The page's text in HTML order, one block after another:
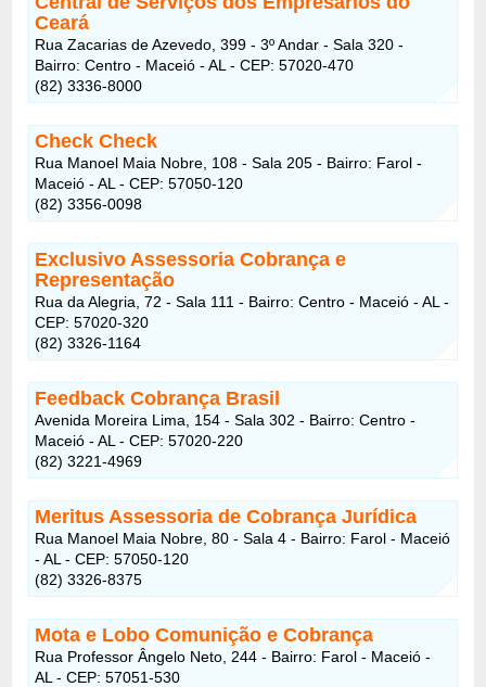
Ceará
Rua Zacarias de Azevedo, 399 - 3º Andar - Sala 320 -
Bairro: Centro - Maceió - AL - CEP: 57020-470
(82) 3336-8000
Check Check
Rua Manoel Maia Nobre, 108 - Sala 205 - Bairro: Farol -
Maceió - AL - CEP: 57050-120
(82) 3356-0098
Exclusivo Assessoria Cobrança e
Representação
Rua da Alegria, 72 - Sala 111 - Bairro: Centro - Maceió - AL -
CEP: 57020-320
(82) 3326-1164
Feedback Cobrança Brasil
Avenida Moreira Lima, 154 - Sala 302 - Bairro: Centro -
Maceió - AL - CEP: 57020-220
(82) 3221-4969
Meritus Assessoria de Cobrança Jurídica
Rua Manoel Maia Nobre, 80 - Sala 4 - Bairro: Farol - Maceió
- AL - CEP: 57050-120
(82) 3326-8375
Mota e Lobo Comunição e Cobrança
Rua Professor Ângelo Neto, 244 - Bairro: Farol - Maceió -
AL - CEP: 57051-530